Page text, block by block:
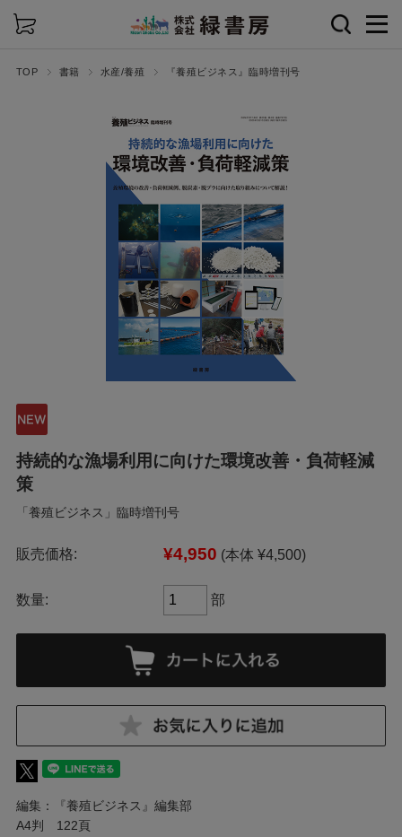
TOP 書籍 水産/養殖 『養殖ビジネス』臨時増刊号
持続的な漁場利用に向けた環境改善・負荷軽減
策
「養殖ビジネス」臨時増刊号
販売価格: ¥4,950 (本体 ¥4,500)
数量: 部
編集：『養殖ビジネス』編集部
A4判 122頁